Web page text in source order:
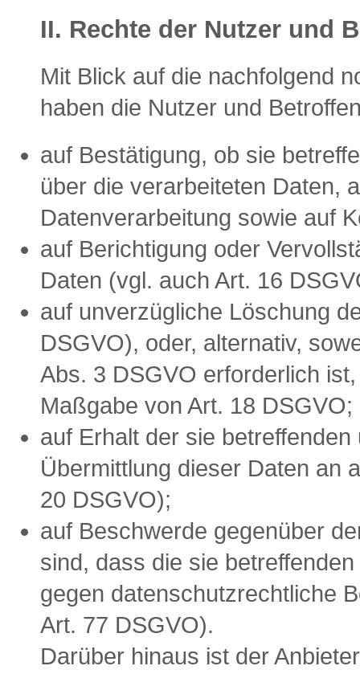
II. Rechte der Nutzer und
Mit Blick auf die nachfolgend
haben die Nutzer und
auf Bestätigung, ob sie
über die verarbeiteten Daten,
Datenverarbeitung sowie auf
auf Berichtigung oder
Daten (vgl. auch Art. 16
auf unverzügliche Löschung
DSGVO), oder, alternativ,
Abs. 3 DSGVO erforderlich
Maßgabe von Art. 18 DSGVO;
auf Erhalt der sie
Übermittlung dieser Daten an
20 DSGVO);
auf Beschwerde gegenüber
sind, dass die sie
gegen datenschutzrechtliche
Art. 77 DSGVO).
Darüber hinaus ist der